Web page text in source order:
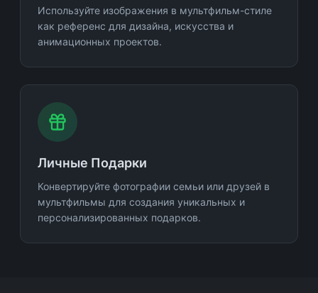
Используйте изображения в мультфильм-стиле
как референс для дизайна, искусства и
анимационных проектов.
Личные Подарки
Конвертируйте фотографии семьи или друзей в
мультфильмы для создания уникальных и
персонализированных подарков.